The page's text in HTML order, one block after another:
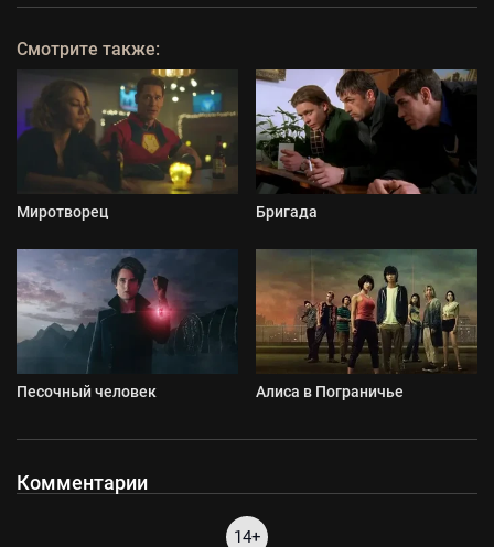
Смотрите также:
Миротворец Бригада
Песочный человек Алиса в Пограничье
Комментарии
14+